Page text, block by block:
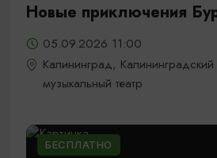
Новые приключения
05.09.2026 11:00
Калининград,
музыкальный театр
БЕСПЛАТНО